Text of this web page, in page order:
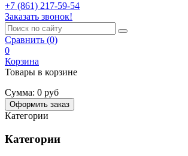
+7 (861) 217-59-54
Заказать звонок!
Сравнить (0)
0
Корзина
Товары в корзине
Сумма: 0 руб
Оформить заказ
Категории
Категории